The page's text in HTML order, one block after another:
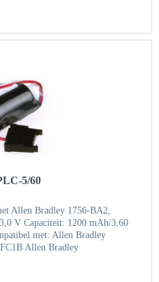
5/60
Allen Bradley 1756-BA2,
V Capaciteit: 1200 mAh/3,60
met: Allen Bradley
Allen Bradley